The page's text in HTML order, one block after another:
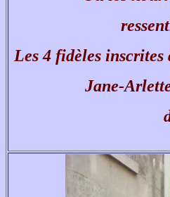
Les 4 fidèles
Jane-